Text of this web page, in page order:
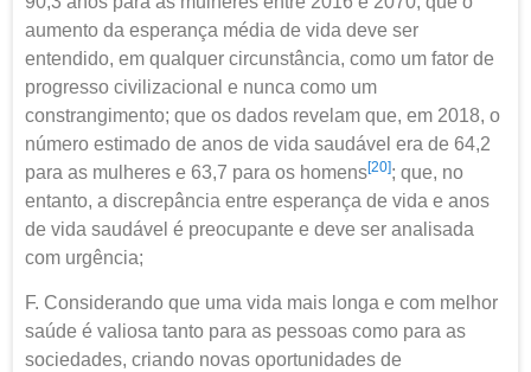
aumento da esperança média de vida deve ser
entendido, em qualquer circunstância, como um fator de
progresso civilizacional e nunca como um
constrangimento; que os dados revelam que, em 2018, o
número estimado de anos de vida saudável era de 64,2
para as mulheres e 63,7 para os homens[20]; que, no
entanto, a discrepância entre esperança de vida e anos
de vida saudável é preocupante e deve ser analisada
com urgência;
F. Considerando que uma vida mais longa e com melhor
saúde é valiosa tanto para as pessoas como para as
sociedades, criando novas oportunidades de